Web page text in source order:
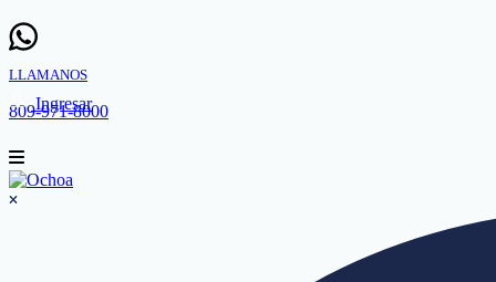
LLAMANOS
809-971-8000
Ingresar